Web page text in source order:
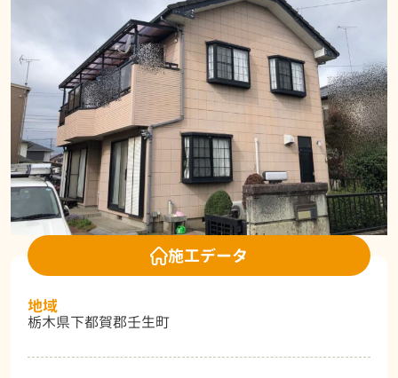
施工データ
地域
栃木県下都賀郡壬生町